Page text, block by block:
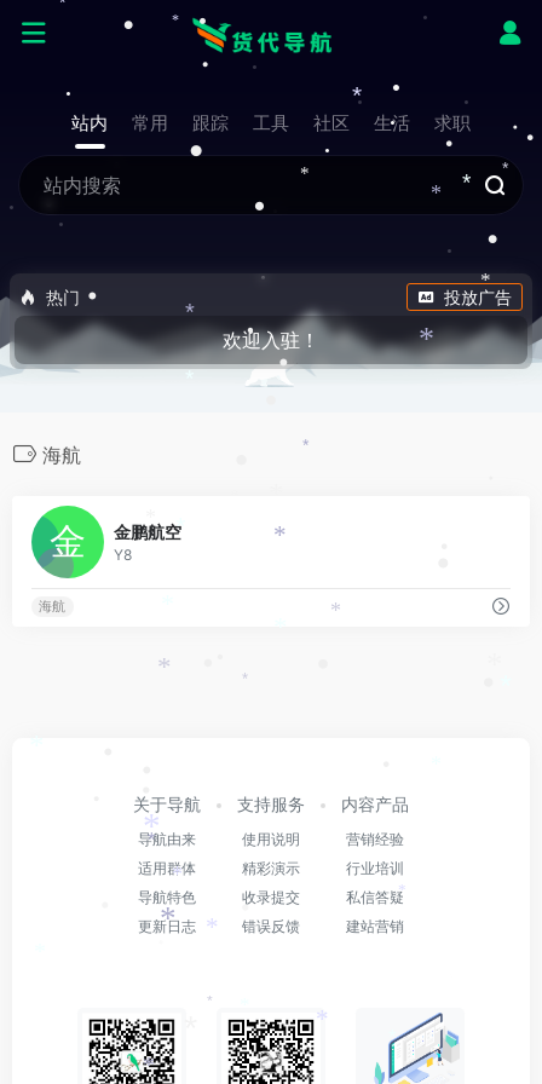
•
•
•
•
•
•
•
•
•
•
•
•
•
•
站内 常用 跟踪 工具 社区 生活 求职
热门 投放广告
欢迎入驻！
海航
金鹏航空
Y8
海航
关于导航
导航由来
适用群体
导航特色
更新日志
支持服务
使用说明
精彩演示
收录提交
错误反馈
内容产品
营销经验
行业培训
私信答疑
建站营销
*
*
*
*
*
*
*
*
*
*
*
*
*
*
*
*
*
*
*
*
*
*
*
*
*
*
*